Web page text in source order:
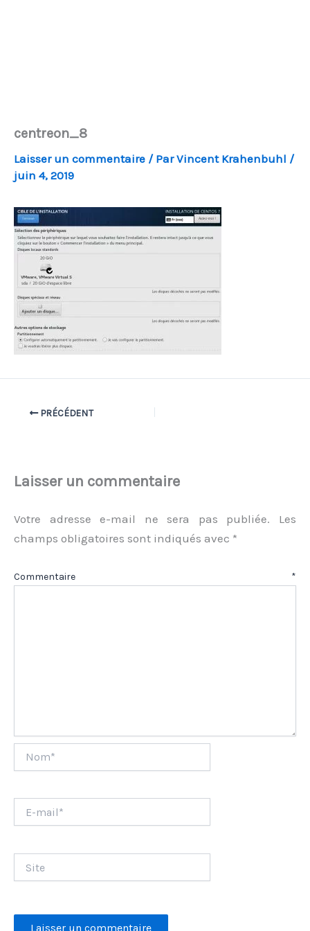
centreon_8
Laisser un commentaire / ParVincent Krahenbuhl /
juin 4, 2019
PRÉCÉDENT
Laisser un commentaire
Votre adresse e-mail ne sera pas publiée.
Les
champs obligatoires sont indiqués avec *
Commentaire *
mail*